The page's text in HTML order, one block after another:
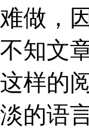
难做，
不知文
这样的
淡的语